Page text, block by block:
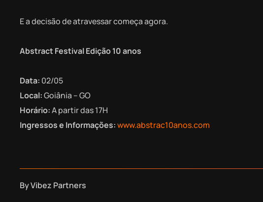
E a decisão de atravessar começa agora.
Abstract Festival Edição 10 anos
Data: 02/05
Local:Goiânia – GO
Horário:A partir das 17H
Ingressos e Informações:www.abstrac10anos.com
ByVibez Partners